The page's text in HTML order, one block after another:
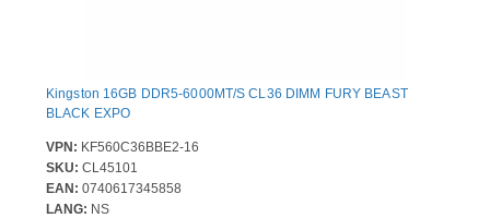
Kingston 16GB DDR5-6000MT/S CL36 DIMM FURY BEAST
BLACK EXPO
VPN: KF560C36BBE2-16
SKU: CL45101
EAN: 0740617345858
LANG: NS